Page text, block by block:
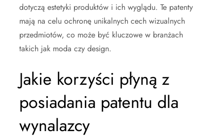
dotyczą estetyki produktów i ich wyglądu. Te patenty
mają na celu ochronę unikalnych cech wizualnych
przedmiotów, co może być kluczowe w branżach
takich jak moda czy design.
Jakie korzyści płyną z
posiadania patentu dla
wynalazcy